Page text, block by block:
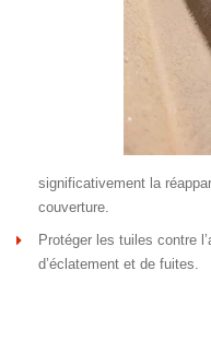
significativement la
couverture.
Protéger les tuiles contre
d’éclatement et de fuites.